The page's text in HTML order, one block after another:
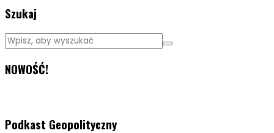
Szukaj
NOWOŚĆ!
Podkast Geopolityczny